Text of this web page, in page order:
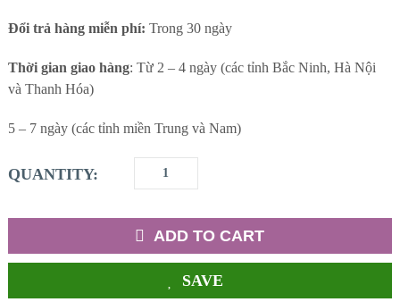
Đổi trả hàng miễn phí: Trong 30 ngày
Thời gian giao hàng: Từ 2 – 4 ngày (các tỉnh Bắc Ninh, Hà Nội
và Thanh Hóa)
5 – 7 ngày (các tỉnh miền Trung và Nam)
QUANTITY:
ADD TO CART
SAVE